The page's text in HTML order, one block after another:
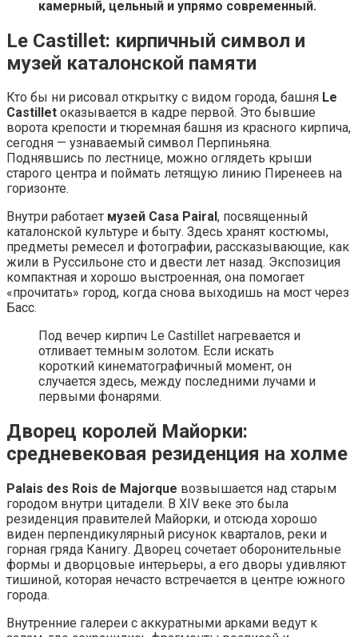
камерный, цельный и упрямо современный.
Le Castillet: кирпичный символ и
музей каталонской памяти
Кто бы ни рисовал открытку с видом города, башня Le
Castillet оказывается в кадре первой. Это бывшие
ворота крепости и тюремная башня из красного кирпича,
сегодня — узнаваемый символ Перпиньяна.
Поднявшись по лестнице, можно оглядеть крыши
старого центра и поймать летящую линию Пиренеев на
горизонте.
Внутри работает музей Casa Pairal , посвященный
каталонской культуре и быту. Здесь хранят костюмы,
предметы ремесел и фотографии, рассказывающие, как
жили в Руссильоне сто и двести лет назад. Экспозиция
компактная и хорошо выстроенная, она помогает
«прочитать» город, когда снова выходишь на мост через
Басс.
Под вечер кирпич Le Castillet нагревается и
отливает темным золотом. Если искать
короткий кинематографичный момент, он
случается здесь, между последними лучами и
первыми фонарями.
Дворец королей Майорки:
средневековая резиденция на холме
Palais des Rois de Majorque возвышается над старым
городом внутри цитадели. В XIV веке это была
резиденция правителей Майорки, и отсюда хорошо
виден перпендикулярный рисунок кварталов, реки и
горная гряда Канигу. Дворец сочетает оборонительные
формы и дворцовые интерьеры, а его дворы удивляют
тишиной, которая нечасто встречается в центре южного
города.
Внутренние галереи с аккуратными арками ведут к